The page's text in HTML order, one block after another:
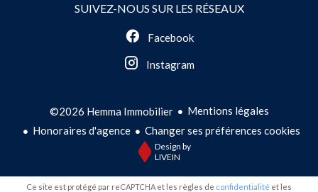
SUIVEZ-NOUS SUR LES RÉSEAUX
Facebook
Instagram
©2026 Hemma Immobilier
Mentions légales
Honoraires d'agence
Changer ses préférences cookies
Design by
LIVEIN
Ce site est protégé par reCAPTCHA et les règles de confidentialité et les